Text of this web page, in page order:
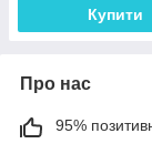
Купити
Про нас
95%